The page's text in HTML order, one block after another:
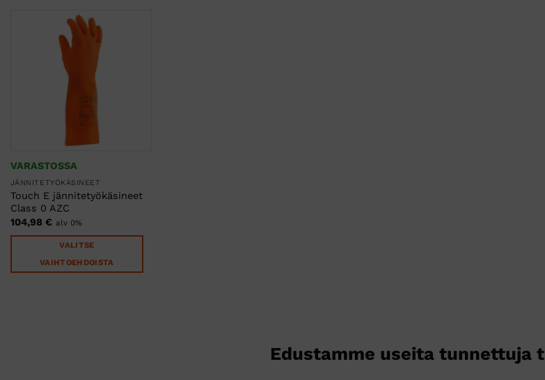
VARASTOSSA
JÄNNITETYÖKÄSINEET
Touch E jännitetyökäsineet
Class 0 AZC
104,98 € alv 0%
VALITSE
VAIHTOEHDOISTA